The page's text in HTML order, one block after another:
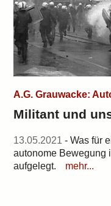
A.G. Grauwacke:
Militant und
13.05.2021 - Was für
autonome Bewegung
aufgelegt.
mehr...